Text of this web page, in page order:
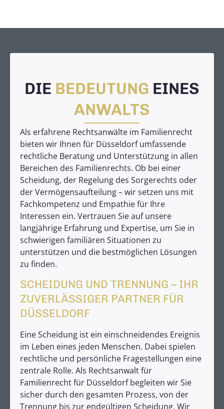
DIE BEDEUTUNG EINES
ANWALTS
Als erfahrene Rechtsanwälte im Familienrecht
bieten wir Ihnen für Düsseldorf umfassende
rechtliche Beratung und Unterstützung in allen
Bereichen des Familienrechts. Ob bei einer
Scheidung, der Regelung des Sorgerechts oder
der Vermögensaufteilung – wir setzen uns mit
Fachkompetenz und Empathie für Ihre
Interessen ein. Vertrauen Sie auf unsere
langjährige Erfahrung und Expertise, um Sie in
schwierigen familiären Situationen zu
unterstützen und die bestmöglichen Lösungen
zu finden.
SCHEIDUNG UND TRENNUNG – IHR
ZUVERLÄSSIGER PARTNER FÜR
DÜSSELDORF
Eine Scheidung ist ein einschneidendes Ereignis
im Leben eines jeden Menschen. Dabei spielen
rechtliche und persönliche Fragestellungen eine
zentrale Rolle. Als Rechtsanwalt für
Familienrecht für Düsseldorf begleiten wir Sie
sicher durch den gesamten Prozess, von der
Trennung bis zur endgültigen Scheidung. Wir